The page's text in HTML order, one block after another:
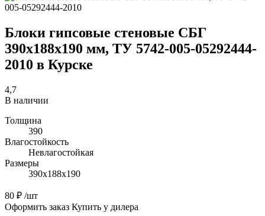
Блоки гипсовые стеновые СБГ
390х188х190 мм, ТУ 5742-005-05292444-
2010 в Курске
4,7
В наличии
Толщина
390
Влагостойкость
Невлагостойкая
Размеры
390х188х190
80 ₽ /шт
Оформить заказ Купить у дилера